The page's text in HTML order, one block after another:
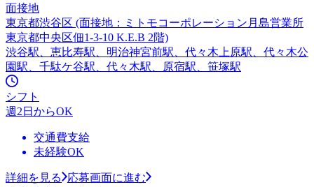
面接地
東京都渋谷区 (面接地：ミトモコーポレーション月島営業所
東京都中央区佃1-3-10 K.E.B 2階)
渋谷駅、恵比寿駅、明治神宮前駅、代々木上原駅、代々木公
園駅、千駄ケ谷駅、代々木駅、原宿駅、笹塚駅
シフト
週2日からOK
交通費支給
未経験OK
詳細を見る
応募画面に進む